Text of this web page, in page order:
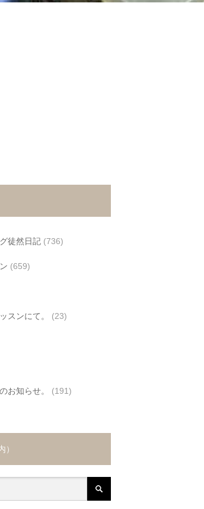
徒然日記(736)
(659)
スンにて。 (23)
お知らせ。 (191)
）